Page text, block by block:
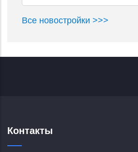
Все новостройки >>>
Контакты